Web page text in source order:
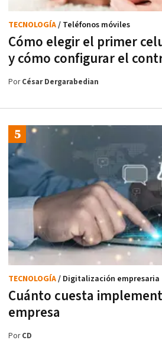
Cómo elegir el primer
y cómo configurar el
TECNOLOGÍA/ Teléfonos móviles
PorCésar Dergarabedian
Cuánto cuesta
empresa
TECNOLOGÍA/ Digitalización empresaria
PorCD